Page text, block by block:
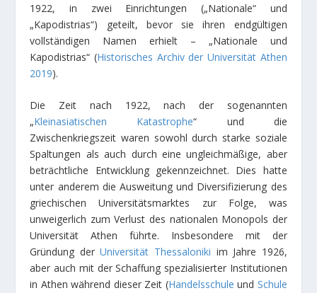
1922, in zwei Einrichtungen („Nationale“ und
„Kapodistrias“) geteilt, bevor sie ihren endgültigen
vollständigen Namen erhielt – „Nationale und
Kapodistrias“ (Historisches Archiv der Universität Athen
2019).
Die Zeit nach 1922, nach der sogenannten
„Kleinasiatischen Katastrophe“ und die
Zwischenkriegszeit waren sowohl durch starke soziale
Spaltungen als auch durch eine ungleichmäßige, aber
beträchtliche Entwicklung gekennzeichnet. Dies hatte
unter anderem die Ausweitung und Diversifizierung des
griechischen Universitätsmarktes zur Folge, was
unweigerlich zum Verlust des nationalen Monopols der
Universität Athen führte. Insbesondere mit der
Gründung derUniversität Thessaloniki im Jahre 1926,
aber auch mit der Schaffung spezialisierter Institutionen
in Athen während dieser Zeit (Handelsschule und Schule